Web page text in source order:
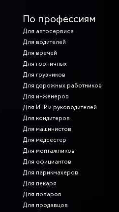
По профессиям
Для автосервиса
Для водителей
Для врачей
Для горничных
Для грузчиков
Для дорожных работников
Для инженеров
Для ИТР и руководителей
Для кондитеров
Для машинистов
Для медсестер
Для монтажников
Для официантов
Для парикмахеров
Для пекаря
Для поваров
Для продавцов